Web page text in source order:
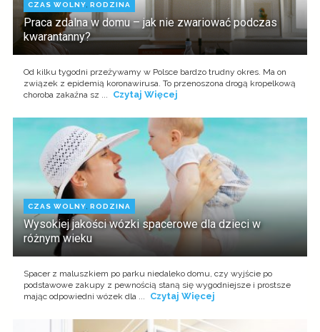
CZAS WOLNY RODZINA
Praca zdalna w domu – jak nie zwariować podczas
kwarantanny?
Od kilku tygodni przeżywamy w Polsce bardzo trudny okres. Ma on
związek z epidemią koronawirusa. To przenoszona drogą kropelkową
choroba zakaźna sz ...
Czytaj Więcej
CZAS WOLNY RODZINA
Wysokiej jakości wózki spacerowe dla dzieci w
różnym wieku
Spacer z maluszkiem po parku niedaleko domu, czy wyjście po
podstawowe zakupy z pewnością staną się wygodniejsze i prostsze
mając odpowiedni wózek dla ...
Czytaj Więcej